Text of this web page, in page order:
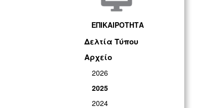
ΕΠΙΚΑΙΡΟΤΗΤΑ
Δελτία Τύπου
Αρχείο
2026
2025
2024